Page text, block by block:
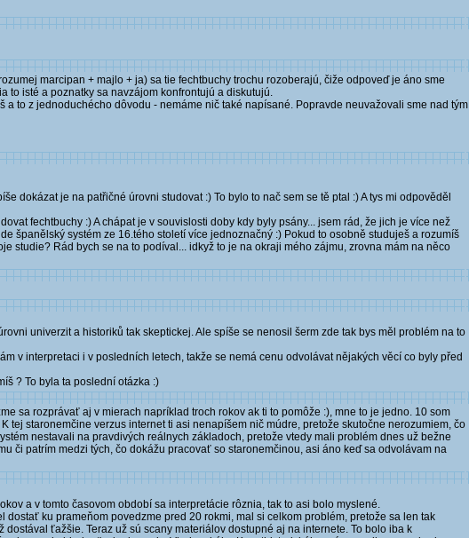
marcipan + majlo + ja) sa tie fechtbuchy trochu rozoberajú, čiže odpoveď je áno sme
to isté a poznatky sa navzájom konfrontujú a diskutujú.
to z jednoduchécho dôvodu - nemáme nič také napísané. Popravde neuvažovali sme nad tým
dokázat je na patřičné úrovni studovat :) To bylo to nač sem se tě ptal :) A tys mi odpověděl
fechtbuchy :) A chápat je v souvislosti doby kdy byly psány... jsem rád, že jich je více než
španělský systém ze 16.tého století více jednoznačný :) Pokud to osobně studuješ a rozumíš
studie? Rád bych se na to podíval... idkyž to je na okraji mého zájmu, zrovna mám na něco
univerzit a historiků tak skeptickej. Ale spíše se nenosil šerm zde tak bys měl problém na to
v interpretaci i v posledních letech, takže se nemá cenu odvolávat nějakých věcí co byly před
? To byla ta poslední otázka :)
sa rozprávať aj v mierach napríklad troch rokov ak ti to pomôže :), mne to je jedno. 10 som
tej staronemčine verzus internet ti asi nenapíšem nič múdre, pretože skutočne nerozumiem, čo
nestavali na pravdivých reálnych základoch, pretože vtedy mali problém dnes už bežne
či patrím medzi tých, čo dokážu pracovať so staronemčinou, asi áno keď sa odvolávam na
a v tomto časovom období sa interpretácie rôznia, tak to asi bolo myslené.
ku prameňom povedzme pred 20 rokmi, mal si celkom problém, pretože sa len tak
ťažšie. Teraz už sú scany materiálov dostupné aj na internete. To bolo iba k